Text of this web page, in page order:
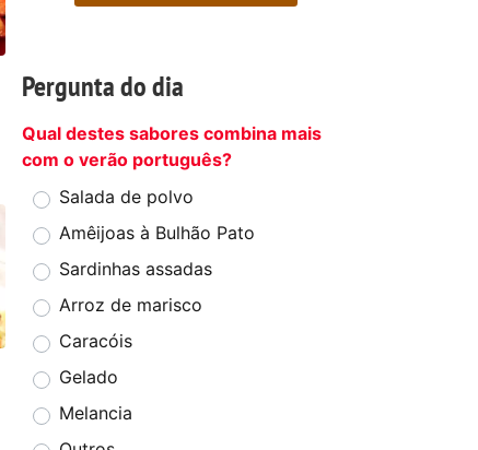
Pergunta do dia
Qual destes sabores combina mais
com o verão português?
Salada de polvo
Amêijoas à Bulhão Pato
Sardinhas assadas
Arroz de marisco
Caracóis
Gelado
Melancia